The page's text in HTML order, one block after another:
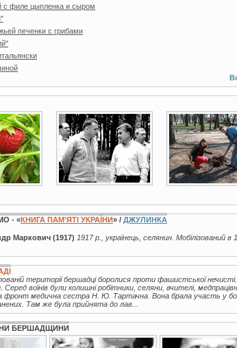
с филе цыпленка и сыром
печенки с грибами
6 фото 9 фото
- «КНИГА ПАМ’ЯТІ УКРАЇНИ» / ДЖУЛИНКА
Маркович (1917) 1917 р., українець, селянин. Мобілізований
території бершадці боролися проти фашистської
Серед воїнів були колишні робітники, селяни, вчителі,
фронт медична сестра Н. Ю. Тартачна. Вона брала участь у
Там же була прийнята до лав...
БЕРШАДЩИНИ